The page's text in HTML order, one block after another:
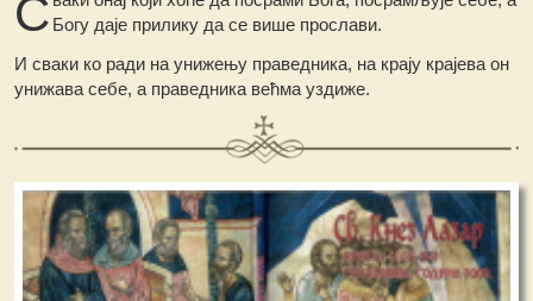
Богу даје прилику да се више прослави.
И сваки ко ради на унижењу праведника, на крају крајева он
унижава себе, а праведника већма уздиже.